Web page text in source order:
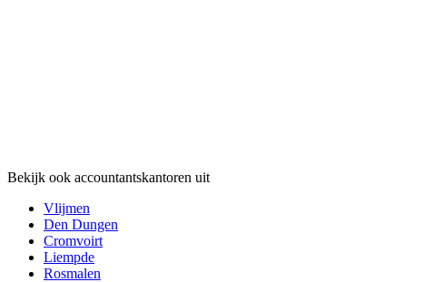
Bekijk ook accountantskantoren uit
Vlijmen
Den Dungen
Cromvoirt
Liempde
Rosmalen